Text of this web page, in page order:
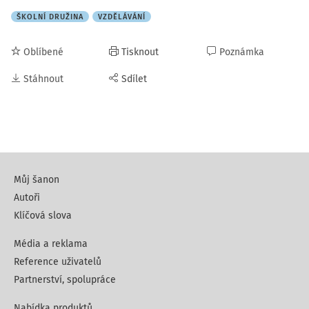
ŠKOLNÍ DRUŽINA VZDĚLÁVÁNÍ
Oblíbené
Stáhnout
Tisknout
Sdílet
Poznámka
Můj šanon
Autoři
Klíčová slova
Média a reklama
Reference uživatelů
Partnerství, spolupráce